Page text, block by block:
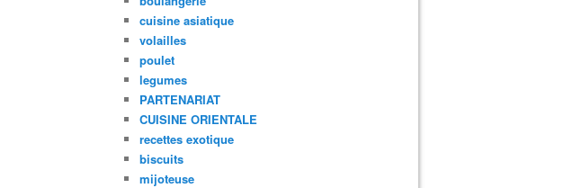
cuisine asiatique
volailles
poulet
legumes
PARTENARIAT
CUISINE ORIENTALE
recettes exotique
biscuits
mijoteuse